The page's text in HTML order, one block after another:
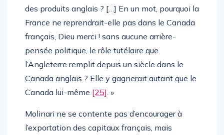
des produits anglais ? […] En un mot, pourquoi la
France ne reprendrait-elle pas dans le Canada
français, Dieu merci ! sans aucune arrière-
pensée politique, le rôle tutélaire que
l’Angleterre remplit depuis un siècle dans le
Canada anglais ? Elle y gagnerait autant que le
Canada lui-même [25] . »
Molinari ne se contente pas d’encourager à
l’exportation des capitaux français, mais